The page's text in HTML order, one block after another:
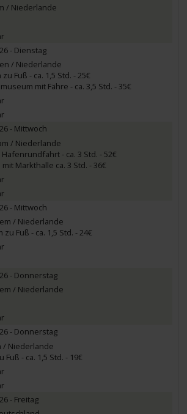
/ Niederlande
- Dienstag
/ Niederlande
Fuß - ca. 1,5 Std. - 25€
mit Fähre - ca. 3,5 Std. - 35€
- Mittwoch
/ Niederlande
- ca. 3 Std. - 52€
Markthalle ca. 3 Std. - 36€
- Mittwoch
/ Niederlande
Fuß - ca. 1,5 Std. - 24€
- Donnerstag
/ Niederlande
- Donnerstag
/ Niederlande
- ca. 1,5 Std. - 19€
- Freitag